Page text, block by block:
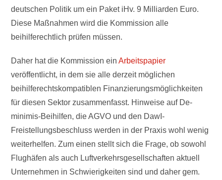
deutschen Politik um ein Paket iHv. 9 Milliarden Euro.
Diese Maßnahmen wird die Kommission alle
beihilferechtlich prüfen müssen.
Daher hat die Kommission einArbeitspapier
veröffentlicht, in dem sie alle derzeit möglichen
beihilferechtskompatiblen Finanzierungsmöglichkeiten
für diesen Sektor zusammenfasst. Hinweise auf De-
minimis-Beihilfen, die AGVO und den DawI-
Freistellungsbeschluss werden in der Praxis wohl wenig
weiterhelfen. Zum einen stellt sich die Frage, ob sowohl
Flughäfen als auch Luftverkehrsgesellschaften aktuell
Unternehmen in Schwierigkeiten sind und daher gem.